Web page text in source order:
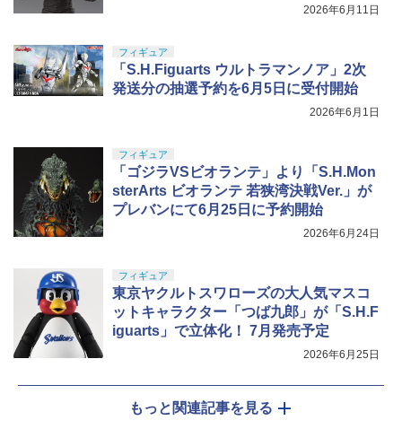
2026年6月11日
フィギュア
「S.H.Figuarts ウルトラマンノア」2次
発送分の抽選予約を6月5日に受付開始
2026年6月1日
フィギュア
「ゴジラVSビオランテ」より「S.H.Mon
sterArts ビオランテ 若狭湾決戦Ver.」が
プレバンにて6月25日に予約開始
2026年6月24日
フィギュア
東京ヤクルトスワローズの大人気マスコ
ットキャラクター「つば九郎」が「S.H.F
iguarts」で立体化！ 7月発売予定
2026年6月25日
もっと関連記事を見る